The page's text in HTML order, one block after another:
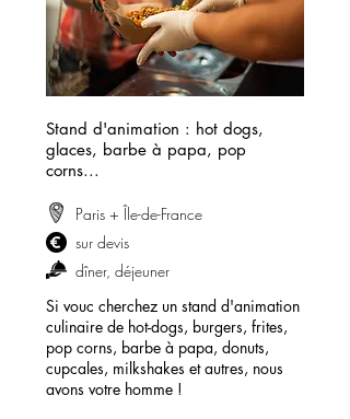
Stand d'animation : hot dogs,
glaces, barbe à papa, pop
corns...
Paris + Île-de-France
sur devis
dîner, déjeuner
Si vouc cherchez un stand d'animation
culinaire de hot-dogs, burgers, frites,
pop corns, barbe à papa, donuts,
cupcales, milkshakes et autres, nous
avons votre homme !